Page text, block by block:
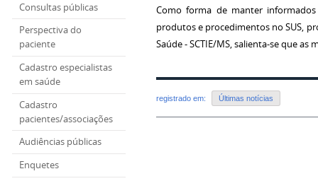
Consultas públicas
Perspectiva do
paciente
Cadastro especialistas
em saúde
Cadastro
pacientes/associações
Audiências públicas
Enquetes
Como forma de manter
produtos e procedimentos no SUS,
Saúde - SCTIE/MS, salienta-se que
registrado em: Últimas notícias